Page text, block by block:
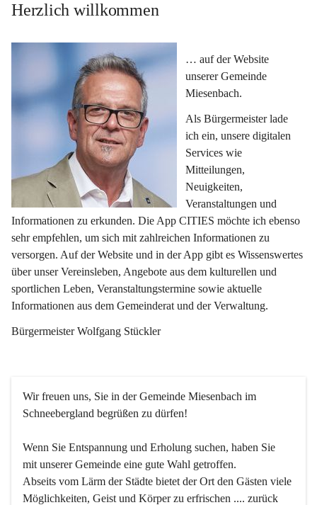
Herzlich willkommen
… auf der Website
unserer Gemeinde
Miesenbach.
Als Bürgermeister lade
ich ein, unsere digitalen
Services wie
Mitteilungen,
Neuigkeiten,
Veranstaltungen und
Informationen zu erkunden. Die App CITIES möchte ich ebenso
sehr empfehlen, um sich mit zahlreichen Informationen zu
versorgen. Auf der Website und in der App gibt es Wissenswertes
über unser Vereinsleben, Angebote aus dem kulturellen und
sportlichen Leben, Veranstaltungstermine sowie aktuelle
Informationen aus dem Gemeinderat und der Verwaltung.
Bürgermeister Wolfgang Stückler
Wir freuen uns, Sie in der Gemeinde Miesenbach im
Schneebergland begrüßen zu dürfen!
Wenn Sie Entspannung und Erholung suchen, haben Sie
mit unserer Gemeinde eine gute Wahl getroffen.
Abseits vom Lärm der Städte bietet der Ort den Gästen viele
Möglichkeiten, Geist und Körper zu erfrischen .... zurück